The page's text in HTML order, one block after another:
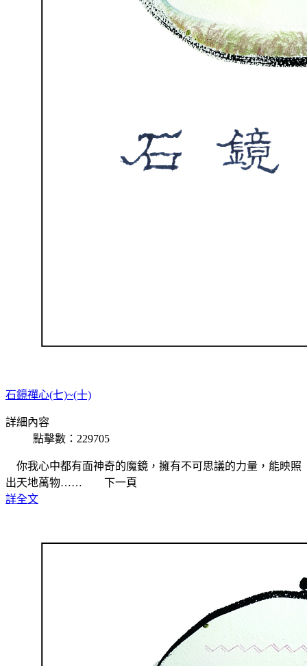
石鏡禪心(七)~(十)
詳細內容
點擊數：229705
你我心中都有面神奇的魔鏡，擁有不可思議的力量，能映照
出天地萬物…… 下一頁
詳全文